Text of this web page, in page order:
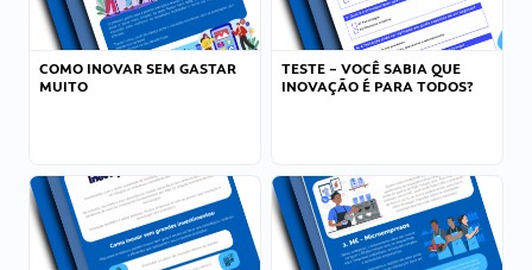
COMO INOVAR SEM GASTAR
MUITO
TESTE – VOCÊ SABIA QUE
INOVAÇÃO É PARA TODOS?